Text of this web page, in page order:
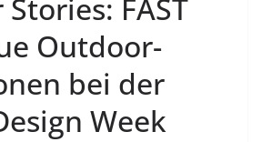
FAST
Outdoor-
bei der
Week